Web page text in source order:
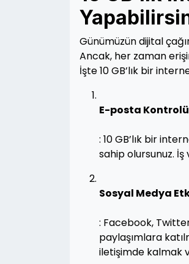
Günümüzün dijital
Ancak, her zaman
İşte 10 GB’lık bir
E-posta
: 10 GB’lık bir
sahip olursunuz.
Sosyal Medya
: Facebook,
paylaşımlara
iletişimde kalmak